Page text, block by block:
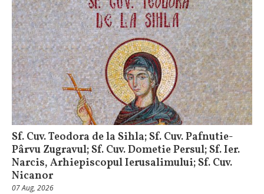
Sf. Cuv. Teodora de la Sihla; Sf. Cuv. Pafnutie-
Pârvu Zugravul; Sf. Cuv. Dometie Persul; Sf. Ier.
Narcis, Arhiepiscopul Ierusalimului; Sf. Cuv.
Nicanor
07 Aug, 2026